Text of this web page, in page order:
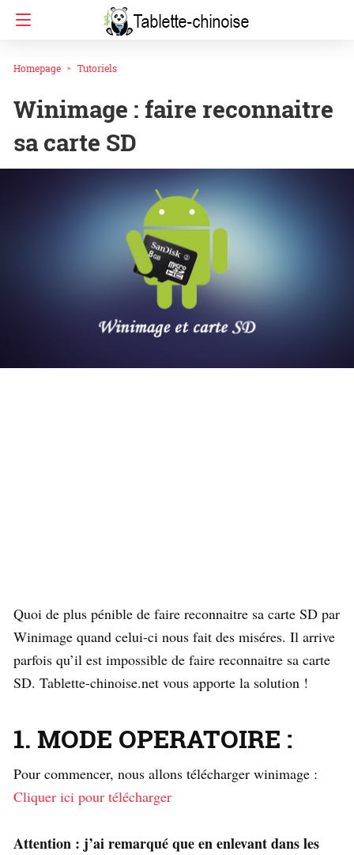
Homepage Tutoriels
Winimage : faire reconnaitre
sa carte SD
Quoi de plus pénible de faire reconnaitre sa carte SD par
Winimage quand celui-ci nous fait des miséres. Il arrive
parfois qu’il est impossible de faire reconnaitre sa carte
SD. Tablette-chinoise.net vous apporte la solution !
1. MODE OPERATOIRE :
Pour commencer, nous allons télécharger winimage :
Cliquer ici pour télécharger
Attention : j’ai remarqué que en enlevant dans les